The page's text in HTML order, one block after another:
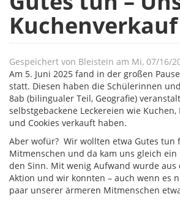
Kuchenverkauf
Gespeichert von Bleistein am Mi, 07/16/
Am 5. Juni 2025 fand in der großen
statt. Diesen haben die Schülerinnen
8ab (bilingualer Teil, Geografie)
selbstgebackene Leckereien wie
und Cookies verkauft haben.
Aber wofür? Wir wollten etwa Gutes tun
Mitmenschen und da kam uns gleich ein
den Sinn. Mit wenig Aufwand wurde aus
Aktion und wir konnten – auch wenn es
paar unserer ärmeren Mitmenschen